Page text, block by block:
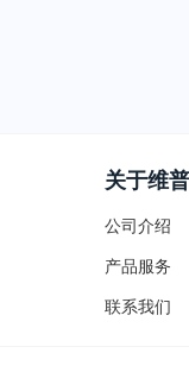
关于维普
公司介绍
产品服务
联系我们